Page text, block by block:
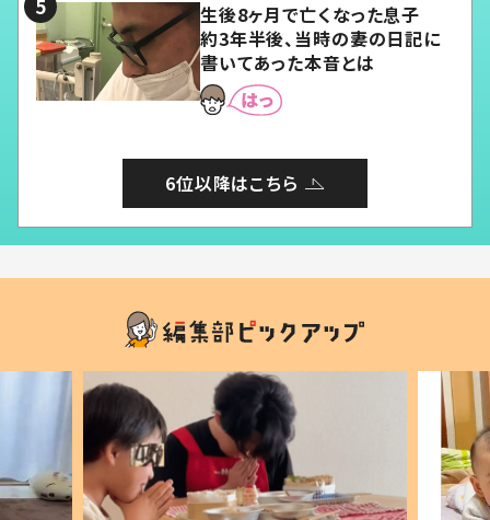
生後8ヶ月で亡くなった息子
約3年半後、当時の妻の日記に
書いてあった本音とは
6位以降はこちら